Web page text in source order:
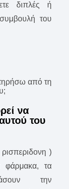
διπλές ή
του
να
του
)
φάρμακα, τα
την